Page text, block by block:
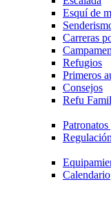
Esquí de
Carreras
Refugios
Primeros
Consejos
Refu
Calendario